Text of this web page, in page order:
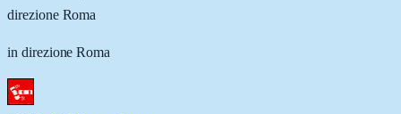
direzione Roma
in direzione Roma